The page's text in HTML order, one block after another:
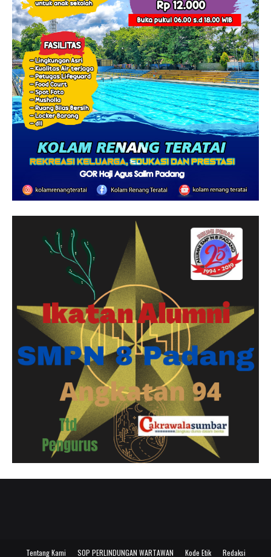
Tentang Kami SOP PERLINDUNGAN WARTAWAN Kode Etik Redaksi